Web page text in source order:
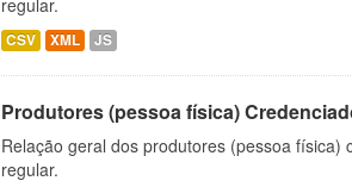
regular.
CSV XML JS
Produtores (pessoa física)
Relação geral dos produtores (pessoa
regular.